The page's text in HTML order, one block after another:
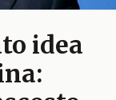
idea